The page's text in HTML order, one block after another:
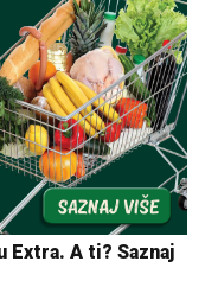
Extra. A ti? Saznaj